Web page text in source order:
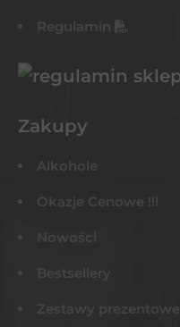
Regulamin
Zakupy
Alkohole
Okazje Cenowe !!!
Nowości
Bestsellery
Zestawy prezentowe